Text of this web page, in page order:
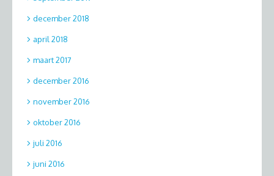
december 2018
april 2018
maart 2017
december 2016
november 2016
oktober 2016
juli 2016
juni 2016